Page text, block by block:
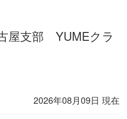
屋支部 YUMEクラ
2026年08月09日 現在